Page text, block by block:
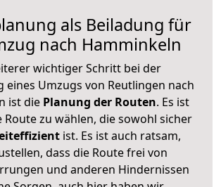
als Beiladung für
nach Hamminkeln
wichtiger Schritt bei der
eines Umzugs von Reutlingen nach
ist die Planung der Routen. Es ist
Route zu wählen, die sowohl sicher
ist. Es ist auch ratsam,
dass die Route frei von
und anderen Hindernissen